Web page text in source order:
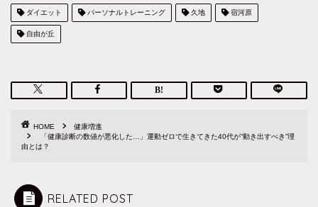
ダイエット パーソナルトレーニング 久地 宿河原
自由が丘
HOME
健康増進
「健康診断の数値が悪化した…」運動ゼロで生きてきた40代が“動き出すべき”理
由とは？
RELATED POST